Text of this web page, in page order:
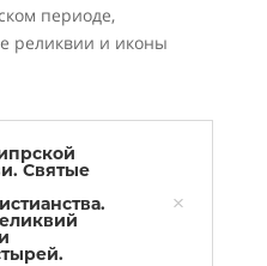
периоде,
реликвии и иконы
Святые